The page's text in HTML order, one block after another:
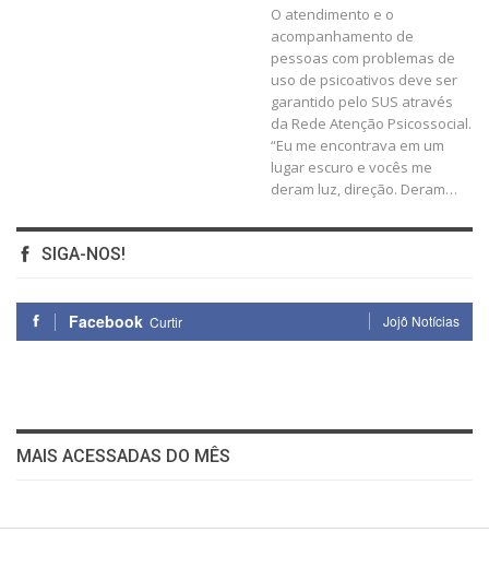
O atendimento e o
acompanhamento de
pessoas com problemas de
uso de psicoativos deve ser
garantido pelo SUS através
da Rede Atenção Psicossocial.
“Eu me encontrava em um
lugar escuro e vocês me
deram luz, direção. Deram…
SIGA-NOS!
Facebook Curtir Jojô Notícias
MAIS ACESSADAS DO MÊS